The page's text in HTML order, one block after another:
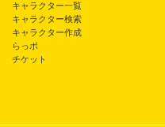
キャラクター一覧
キャラクター検索
キャラクター作成
らっポ
チケット